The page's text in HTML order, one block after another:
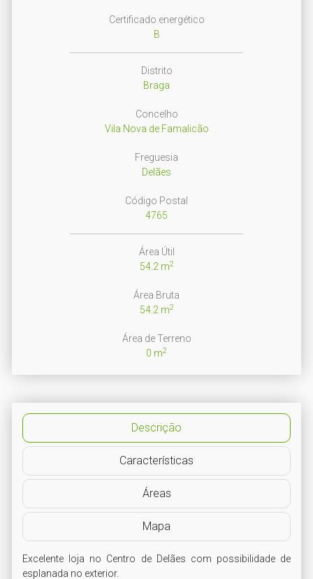
Certificado energético
B
Distrito
Braga
Concelho
Vila Nova de Famalicão
Freguesia
Delães
Código Postal
4765
Área Útil
54.2 m2
Área Bruta
54.2 m2
Área de Terreno
0 m2
Descrição
Características
Áreas
Mapa
Excelente loja no Centro de Delães com possibilidade de
esplanada no exterior.